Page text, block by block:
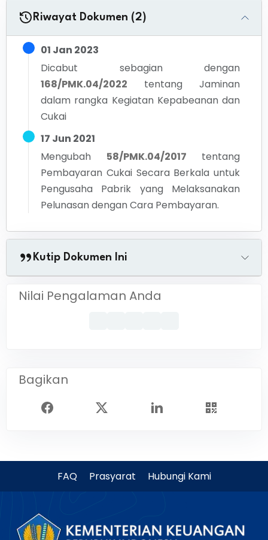
Riwayat Dokumen (2)
01 Jan 2023
Dicabut sebagian dengan
168/PMK.04/2022
tentang Jaminan
dalam rangka Kegiatan Kepabeanan dan
Cukai
17 Jun 2021
Mengubah
58/PMK.04/2017
tentang
Pembayaran Cukai Secara Berkala untuk
Pengusaha Pabrik yang Melaksanakan
Pelunasan dengan Cara Pembayaran.
Kutip Dokumen Ini
Nilai Pengalaman Anda
Bagikan
FAQ Prasyarat Hubungi Kami